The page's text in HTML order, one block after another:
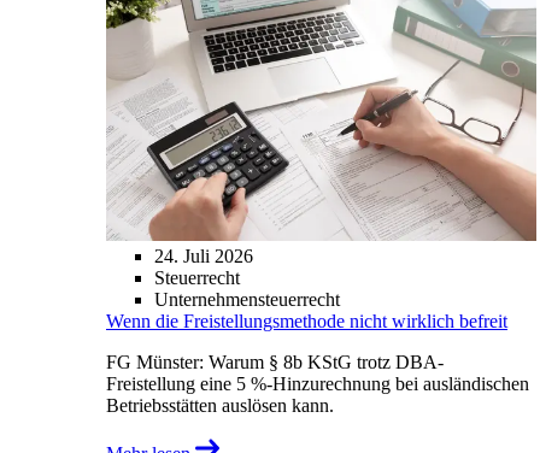
24. Juli 2026
Steuerrecht
Unternehmensteuerrecht
Wenn die Freistellungsmethode nicht wirklich befreit
FG Münster: Warum § 8b KStG trotz DBA-
Freistellung eine 5 %-Hinzurechnung bei ausländischen
Betriebsstätten auslösen kann.